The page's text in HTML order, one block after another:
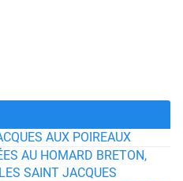
AUX POIREAUX
AU HOMARD BRETON,
SAINT JACQUES